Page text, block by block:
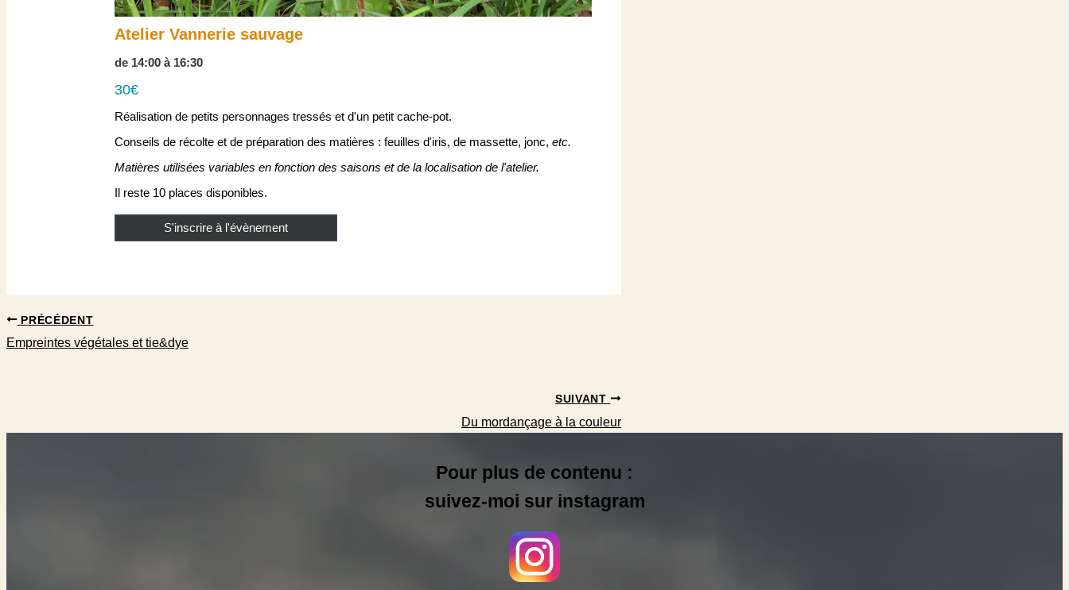
Atelier Vannerie sauvage
de 14:00 à 16:30
30€
Réalisation de petits personnages tressés et d'un petit cache-pot.
Conseils de récolte et de préparation des matières : feuilles d'iris, de massette, jonc, etc.
Matières utilisées variables en fonction des saisons et de la localisation de l'atelier.
Il reste 10 places disponibles.
S'inscrire à l'évènement
PRÉCÉDENT
Empreintes végétales et tie&dye
SUIVANT
Du mordançage à la couleur
Pour plus de contenu :
suivez-moi sur instagram